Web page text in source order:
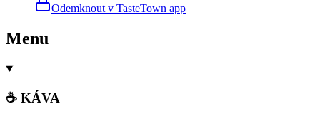
Odemknout v TasteTown app
Menu
☕ KÁVA